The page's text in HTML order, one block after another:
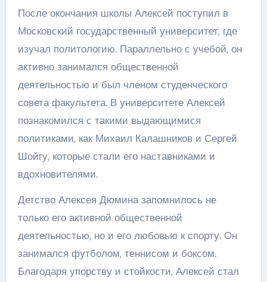
После окончания школы Алексей поступил в
Московский государственный университет, где
изучал политологию. Параллельно с учебой, он
активно занимался общественной
деятельностью и был членом студенческого
совета факультета. В университете Алексей
познакомился с такими выдающимися
политиками, как Михаил Калашников и Сергей
Шойгу, которые стали его наставниками и
вдохновителями.
Детство Алексея Дюмина запомнилось не
только его активной общественной
деятельностью, но и его любовью к спорту. Он
занимался футболом, теннисом и боксом.
Благодаря упорству и стойкости, Алексей стал